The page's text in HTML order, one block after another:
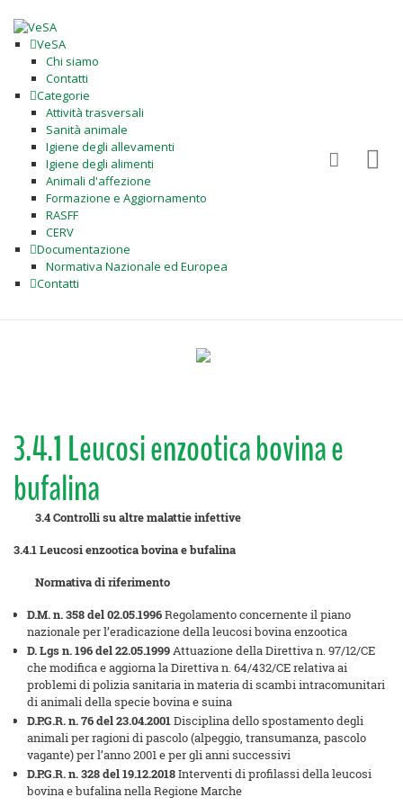
VeSA
Chi siamo
Contatti
Categorie
Attività trasversali
Sanità animale
Igiene degli allevamenti
Igiene degli alimenti
Animali d'affezione
Formazione e Aggiornamento
RASFF
CERV
Documentazione
Normativa Nazionale ed Europea
Contatti
3.4.1 Leucosi enzootica bovina e
bufalina
3.4 Controlli su altre malattie infettive
3.4.1 Leucosi enzootica bovina e bufalina
Normativa di riferimento
D.M. n. 358 del 02.05.1996Regolamento concernente il piano
nazionale per l’eradicazione della leucosi bovina enzootica
D. Lgs n. 196 del 22.05.1999Attuazione della Direttiva n. 97/12/CE
che modifica e aggiorna la Direttiva n. 64/432/CE relativa ai
problemi di polizia sanitaria in materia di scambi intracomunitari
di animali della specie bovina e suina
D.P.G.R. n. 76 del 23.04.2001Disciplina dello spostamento degli
animali per ragioni di pascolo (alpeggio, transumanza, pascolo
vagante) per l’anno 2001 e per gli anni successivi
D.P.G.R. n. 328 del 19.12.2018Interventi di profilassi della leucosi
bovina e bufalina nella Regione Marche